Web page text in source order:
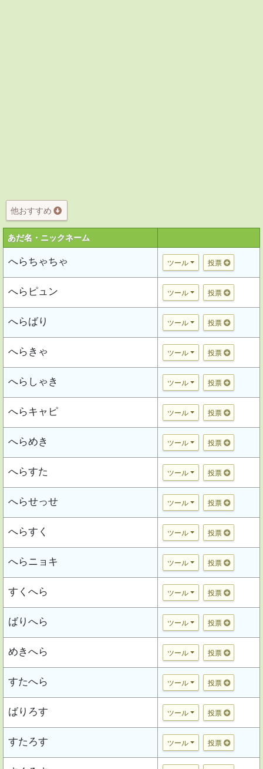
他おすすめ
あだ名・ニックネーム
へらちゃちゃ ツール 投票
へらピュン ツール 投票
へらばり ツール 投票
へらきゃ ツール 投票
へらしゃき ツール 投票
へらキャピ ツール 投票
へらめき ツール 投票
へらすた ツール 投票
へらせっせ ツール 投票
へらすく ツール 投票
へらニョキ ツール 投票
すくへら ツール 投票
ばりへら ツール 投票
めきへら ツール 投票
すたへら ツール 投票
ばりろす ツール 投票
すたろす ツール 投票